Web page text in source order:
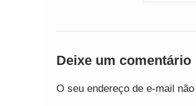
Deixe um comentário
O seu endereço de e-mail